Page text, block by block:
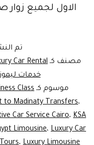
الاول لجميع زوار صالة 4.
تم
مصنف كـ Car Rental
خدمات
موسوم كـ Class
to Madinaty Transfers،
Car Service Cairo، KSA
Limousine، Luxury Car
، Luxury Limousine